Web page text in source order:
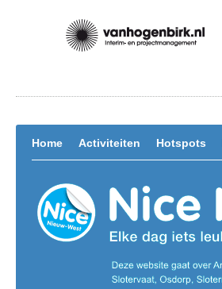
Home Activiteiten Hotspots